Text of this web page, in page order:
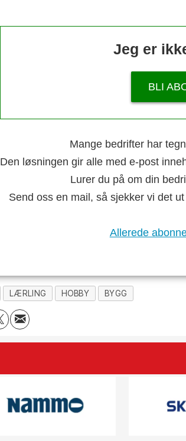
Jeg er
BLI
Mange bedrifter har
Den løsningen gir alle med e-post
Lurer du på om din
Send oss en mail, så sjekker vi det
Allerede
LÆRLING HOBBY BYGG